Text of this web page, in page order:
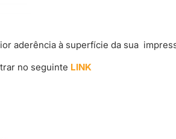
aderência à superfície da sua
no seguinte LINK